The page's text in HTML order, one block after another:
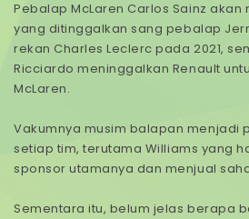
Pebalap McLaren Carlos Sainz
yang ditinggalkan sang pebalap
rekan Charles Leclerc pada 2021,
Ricciardo meninggalkan Renault
McLaren.
Vakumnya musim balapan menjadi
setiap tim, terutama Williams yang
sponsor utamanya dan menjual
Sementara itu, belum jelas berapa